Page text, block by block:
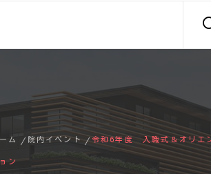
ム 院内イベント 令和6年度 入職式＆オリエ
ン